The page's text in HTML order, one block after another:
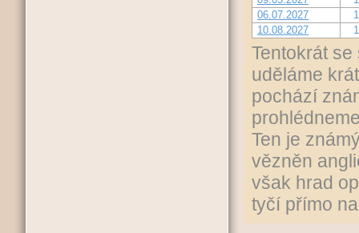
06.07.2027
10.08.2027
Tentokrát
uděláme
pochází
Ten je
vězněn
však hrad
tyčí přímo